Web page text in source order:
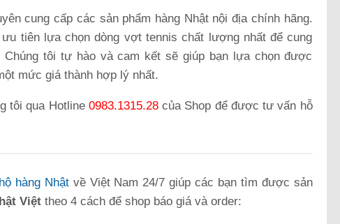
cung cấp các sản phẩm hàng Nhật nội địa chính hãng.
tiên lựa chọn dòng vợt tennis chất lượng nhất để cung
tôi tự hào và cam kết sẽ giúp bạn lựa chọn được
mức giá thành hợp lý nhất.
tôi qua Hotline 0983.1315.28của Shop để được tư vấn hỗ
hàng Nhậtvề Việt Nam 24/7 giúp các bạn tìm được sản
Việt theo 4 cách để shop báo giá và order: